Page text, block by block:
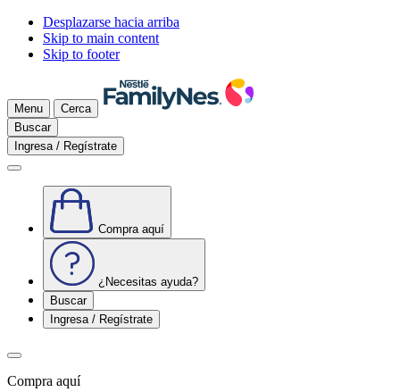
Desplazarse hacia arriba
Skip to main content
Skip to footer
Menu
Cerca
Buscar
Ingresa / Regístrate
Compra aquí
¿Necesitas ayuda?
Buscar
Ingresa / Regístrate
Compra aquí